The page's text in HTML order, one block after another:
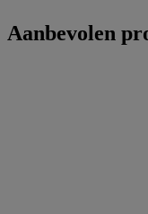
Aanbevolen